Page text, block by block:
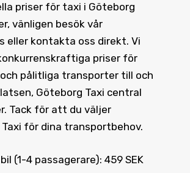
priser för taxi i Göteborg
vänligen besök vår
eller kontakta oss direkt. Vi
priser för
pålitliga transporter till och
Göteborg Taxi central
Tack för att du väljer
för dina transportbehov.
(1-4 passagerare): 459 SEK